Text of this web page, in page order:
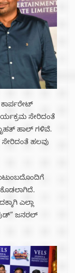
ಸೇರಿದಂತೆ
ಹಾಲ್ ಗಳಿವೆ.
ಹಲವು
ಎಲ್ಲಾ
ಜನರಲ್